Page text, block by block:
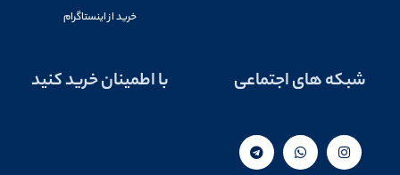
خرید از اینستاگرام
شبکه های اجتماعی با اطمینان خرید کنید